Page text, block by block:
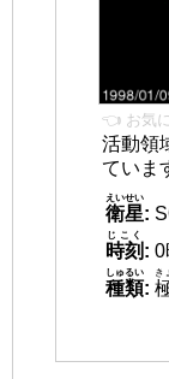
👈 お気
活動領
ていま
衛星
えいせい
:
時刻
じこく
: 0
種類
しゅるい
:
き